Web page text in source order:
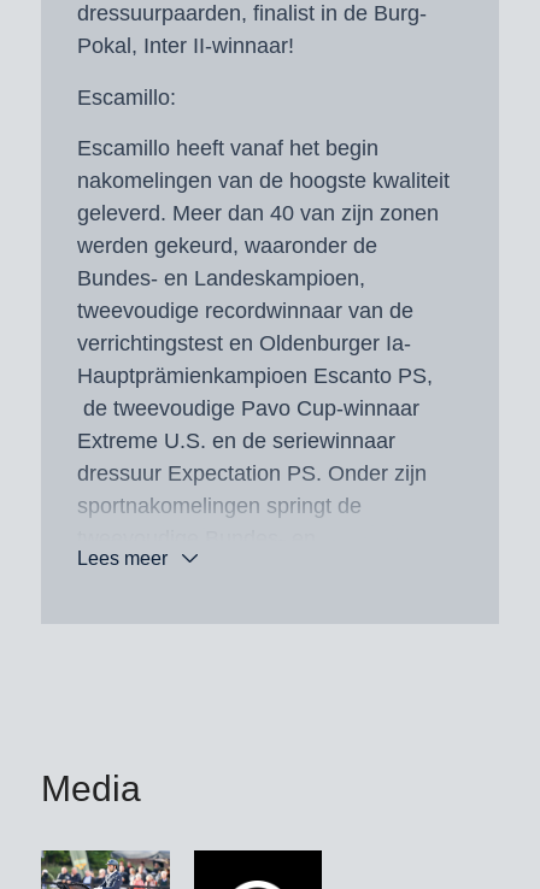
dressuurpaarden, finalist in de Burg-
Pokal, Inter II-winnaar!
Escamillo:
Escamillo heeft vanaf het begin
nakomelingen van de hoogste kwaliteit
geleverd. Meer dan 40 van zijn zonen
werden gekeurd, waaronder de
Bundes- en Landeskampioen,
tweevoudige recordwinnaar van de
verrichtingstest en Oldenburger Ia-
Hauptprämienkampioen Escanto PS,
de tweevoudige Pavo Cup-winnaar
Extreme U.S. en de seriewinnaar
dressuur Expectation PS. Onder zijn
sportnakomelingen springt de
Westfalenkampioene Eivissa onder
duurste tijdens een Westfälische
onder Benjamin Werndl aan de
Lees meer
Media